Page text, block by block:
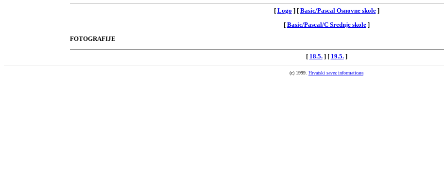
[ Logo ] [ Basic/Pascal Osnovne skole]
[ Basic/Pascal/C Srednje skole]
FOTOGRAFIJE
[ 18.5.] [ 19.5.]
(c) 1999. Hrvatski savez informaticara